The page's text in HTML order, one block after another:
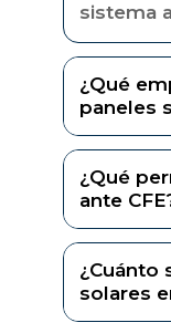
sistema
¿Qué
paneles
¿Qué
ante
¿Cuánto
solares